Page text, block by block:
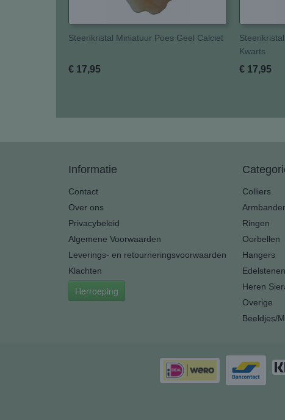
Steenkristal Miniatuur Poes Geel Calciet
€ 17,95
Kwarts
€ 17,95
Informatie
Contact
Over ons
Privacybeleid
Algemene Voorwaarden
Leverings- en retourneringsvoorwaarden
Klachten
Herroeping
Colliers
Ringen
Oorbellen
Hangers
Edelstenen
Heren
Overige
Beeldjes/